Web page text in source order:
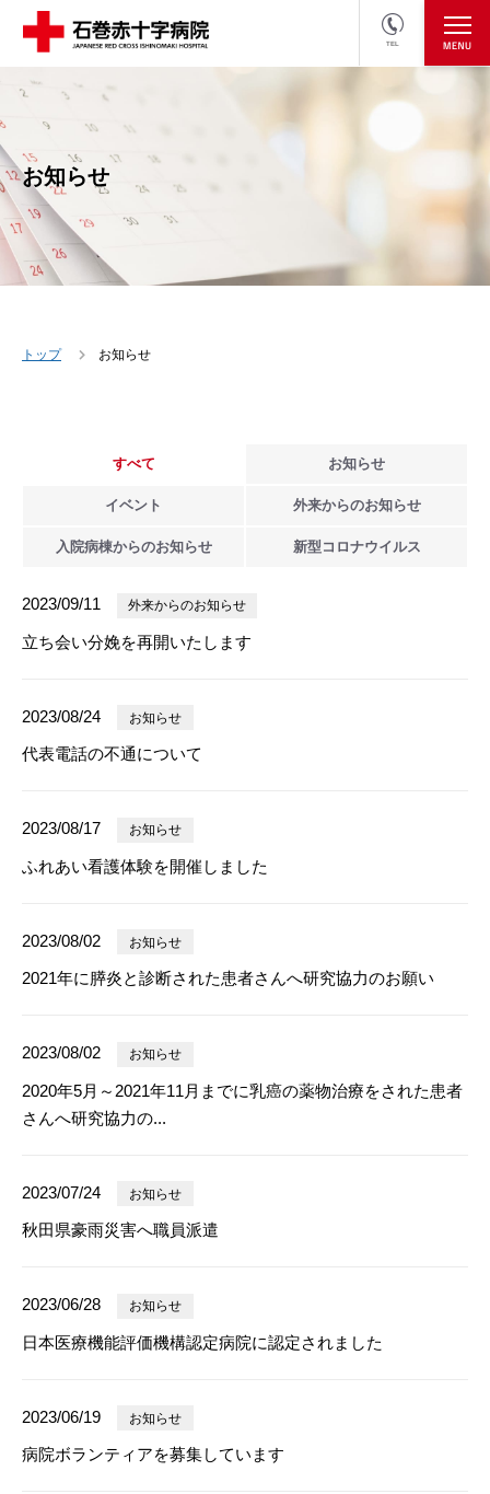
TEL
医療関係者の方
お知らせ
トップ お知らせ
すべて お知らせ
イベント 外来からのお知らせ
入院病棟からのお知らせ 新型 コロナウイルス
2023/09/11 外来からのお知らせ
立ち会い分娩を再開いたします
2023/08/24 お知らせ
代表電話の不通について
2023/08/17 お知らせ
ふれあい看護体験を開催しました
2023/08/02 お知らせ
2021年に膵炎と診断された患者さんへ研究協力のお願い
2023/08/02 お知らせ
2020年5月～2021年11月までに乳癌の薬物治療をされた患者
さんへ研究協力の...
2023/07/24 お知らせ
秋田県豪雨災害へ職員派遣
2023/06/28 お知らせ
日本医療機能評価機構認定病院に認定されました
2023/06/19 お知らせ
病院ボランティアを募集しています